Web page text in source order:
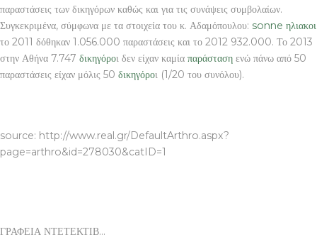
παραστάσεις των δικηγόρων καθώς και για τις συνάψεις συμβολαίων.
Συγκεκριμένα, σύμφωνα με τα στοιχεία του κ. Αδαμόπουλου: sonne ηλιακοι
το 2011 δόθηκαν 1.056.000 παραστάσεις και το 2012 932.000. Το 2013
στην Αθήνα 7.747 δικηγόροι δεν είχαν καμία παράσταση ενώ πάνω από 50
παραστάσεις είχαν μόλις 50 δικηγόροι (1/20 του συνόλου).
source: http://www.real.gr/DefaultArthro.aspx?
page=arthro&id=278030&catID=1
ΓΡΑΦΕΙΑ ΝΤΕΤΕΚΤΙΒ…